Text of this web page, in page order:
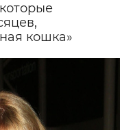
кошка»